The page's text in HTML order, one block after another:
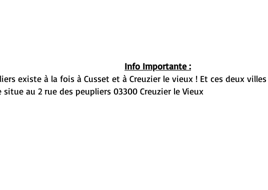
Info Importante :
existe à la fois à Cusset et à Creuzier le vieux ! Et ces deux
situe au 2 rue des peupliers 03300 Creuzier le Vieux